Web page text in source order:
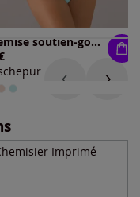
Chemise soutien-gorge côtes fines
Imprimé